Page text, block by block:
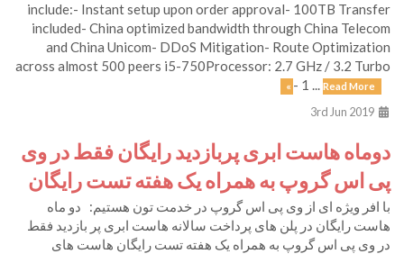
include:- Instant setup upon order approval- 100TB Transfer
included- China optimized bandwidth through China Telecom
and China Unicom- DDoS Mitigation- Route Optimization
across almost 500 peers i5-750Processor: 2.7 GHz / 3.2 Turbo
- 1 ...Read More »
دوماه هاست ابری پربازدید رایگان فقط در وی
پی اس گروپ به همراه یک هفته تست رایگان
با افر ویژه ای از وی پی اس گروپ در خدمت تون هستیم: دو ماه
هاست رایگان در پلن های پرداخت سالانه هاست ابری پر بازدید ​فقط
در وی پی اس گروپ به همراه یک هفته تست رایگان هاست های